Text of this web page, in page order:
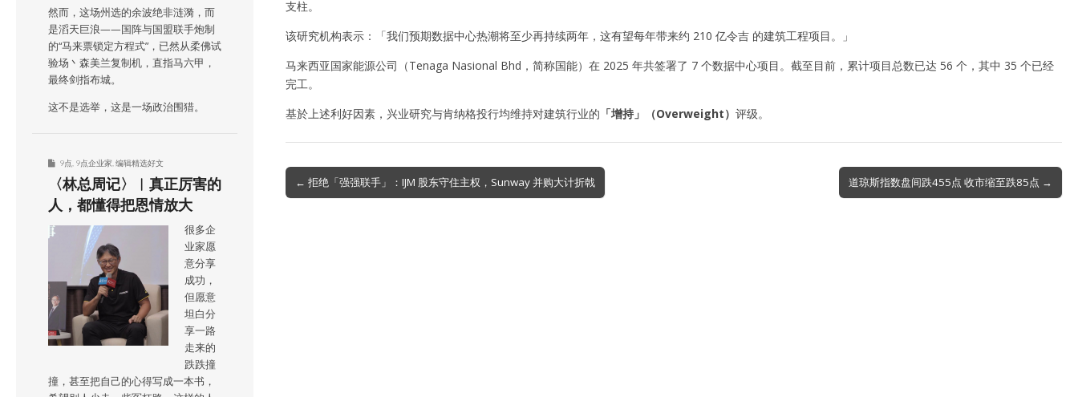
支柱。
该研究机构表示：「我们预期数据中心热潮将至少再持续两年，这有望每年带来约 210 亿令吉 的建筑工程项目。」
马来西亚国家能源公司（Tenaga Nasional Bhd，简称国能）在 2025 年共签署了 7 个数据中心项目。截至目前，累计项目总数已达 56 个，其中 35 个已经
完工。
基於上述利好因素，兴业研究与肯纳格投行均维持对建筑行业的 「增持」（Overweight） 评级。
Post
navigation
← 拒绝「强强联手」：IJM 股东守住主权，Sunway 并购大计折戟 道琼斯指数盘间跌455点 收市缩至跌85点 →
然而，这场州选的余波绝非涟漪，而
是滔天巨浪——国阵与国盟联手炮制
的“马来票锁定方程式”，已然从柔佛试
验场丶森美兰复制机，直指马六甲，
最终剑指布城。
这不是选举，这是一场政治围猎。
9点 9点企业家 编辑精选好文
〈林总周记〉︱真正厉害的
人，都懂得把恩情放大
很多企
业家愿
意分享
成功，
但愿意
坦白分
享一路
走来的
跌跌撞
撞，甚至把自己的心得写成一本书，